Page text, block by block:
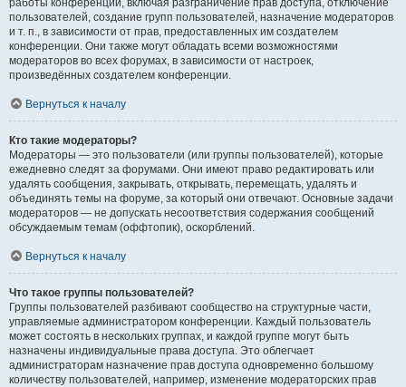
работы конференции, включая разграничение прав доступа, отключение
пользователей, создание групп пользователей, назначение модераторов
и т. п., в зависимости от прав, предоставленных им создателем
конференции. Они также могут обладать всеми возможностями
модераторов во всех форумах, в зависимости от настроек,
произведённых создателем конференции.
Вернуться к началу
Кто такие модераторы?
Модераторы — это пользователи (или группы пользователей), которые
ежедневно следят за форумами. Они имеют право редактировать или
удалять сообщения, закрывать, открывать, перемещать, удалять и
объединять темы на форуме, за который они отвечают. Основные задачи
модераторов — не допускать несоответствия содержания сообщений
обсуждаемым темам (оффтопик), оскорблений.
Вернуться к началу
Что такое группы пользователей?
Группы пользователей разбивают сообщество на структурные части,
управляемые администратором конференции. Каждый пользователь
может состоять в нескольких группах, и каждой группе могут быть
назначены индивидуальные права доступа. Это облегчает
администраторам назначение прав доступа одновременно большому
количеству пользователей, например, изменение модераторских прав